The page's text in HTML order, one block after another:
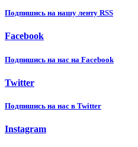
Подпишиcь на нашу ленту RSS
Facebook
Подпишиcь на нас на Facebook
Twitter
Подпишиcь на нас в Twitter
Instagram